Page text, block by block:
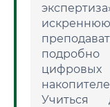
подробно
Учиться